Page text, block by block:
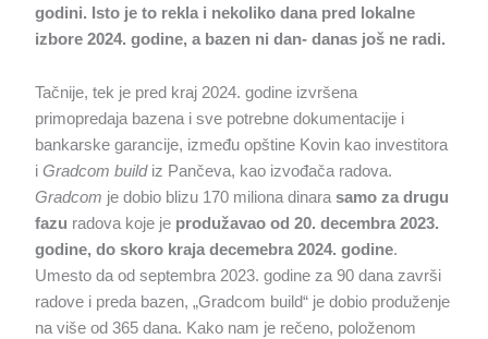
godini. Isto je to rekla i nekoliko dana pred lokalne
izbore 2024. godine, a bazen ni dan- danas još ne radi.
Tačnije, tek je pred kraj 2024. godine izvršena
primopredaja bazena i sve potrebne dokumentacije i
bankarske garancije, između opštine Kovin kao investitora
iGradcom build iz Pančeva, kao izvođača radova.
Gradcom je dobio blizu 170 miliona dinarasamo za drugu
fazu radova koje je produžavao od 20. decembra 2023.
godine, do skoro kraja decemebra 2024. godine.
Umesto da od septembra 2023. godine za 90 dana završi
radove i preda bazen, „Gradcom build“ je dobio produženje
na više od 365 dana. Kako nam je rečeno, položenom